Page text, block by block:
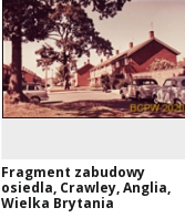
Fragment zabudowy
osiedla, Crawley, Anglia,
Wielka Brytania